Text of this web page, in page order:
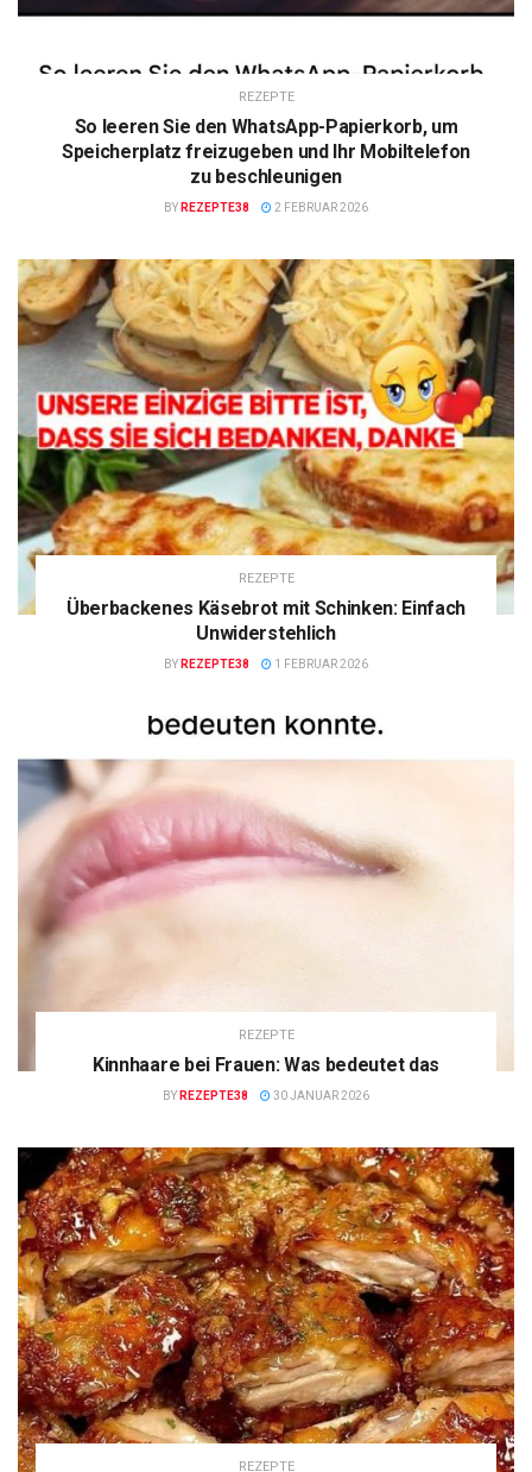
REZEPTE
So leeren Sie den WhatsApp-Papierkorb, um
Speicherplatz freizugeben und Ihr Mobiltelefon
zu beschleunigen
BY REZEPTE38 2 FEBRUAR 2026
REZEPTE
Überbackenes Käsebrot mit Schinken: Einfach
Unwiderstehlich
BY REZEPTE38 1 FEBRUAR 2026
REZEPTE
Kinnhaare bei Frauen: Was bedeutet das
BY REZEPTE38 30 JANUAR 2026
REZEPTE